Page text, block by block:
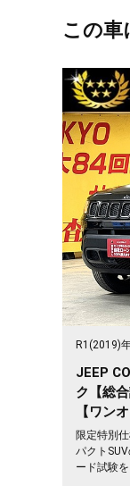
この車
R1(2019)
JEEP
ク【総
【ワン
限定特別
パクト
ード試験